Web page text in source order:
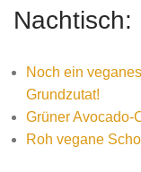
Nachtisch:
Noch ein
Grundzutat!
Grüner Avocado-
Roh vegane